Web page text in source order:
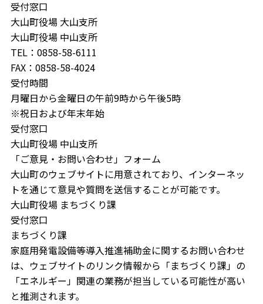
受付窓口
大山町役場 大山支所
大山町役場 中山支所
TEL：0858-58-6111
FAX：0858-58-4024
受付時間
月曜日から金曜日の午前9時から午後5時
※祝日および年末年始
受付窓口
大山町役場 中山支所
「ご意見・お問い合わせ」フォーム
大山町のウェブサイトに用意されており、インターネッ
トを通じて意見や質問を送信することが可能です。
大山町役場 まちづくり課
受付窓口
まちづくり課
家庭用発電設備等導入推進補助金に関するお問い合わせ
は、ウェブサイトのリンク情報から「まちづくり課」の
「エネルギー」関連の業務が担当している可能性が高い
と推測されます。